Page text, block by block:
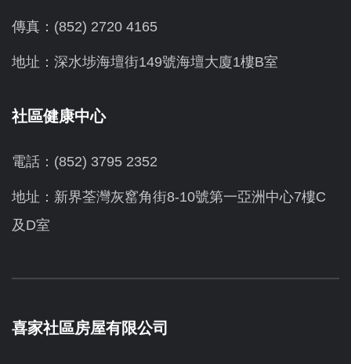
傳真：(852) 2720 4165
地址：深水埗海壇街149號海壇大廈1樓B室
社區健康中心
電話：(852) 3795 2352
地址：新界荃灣灰窰角街8-10號第一亞洲中心7樓C
及D室
喜家社區房屋有限公司